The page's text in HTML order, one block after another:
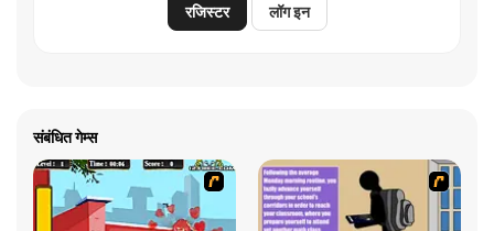
रजिस्टर लॉग इन
संबंधित गेम्स